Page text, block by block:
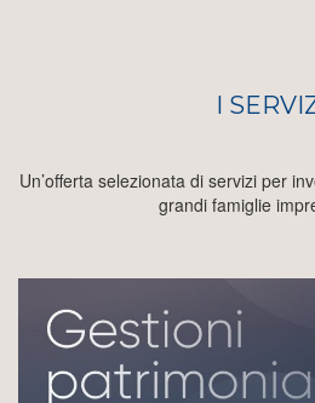
I
Un’offerta selezionata di servizi per
grandi famiglie